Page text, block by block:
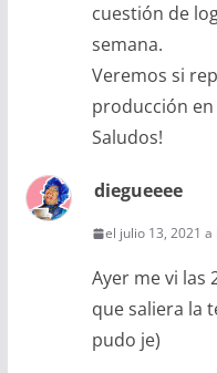
cuestión de
semana.
Veremos si
producción
Saludos!
diegueeee
el julio 13, 2021 a
Ayer me vi las
que saliera la
pudo je)